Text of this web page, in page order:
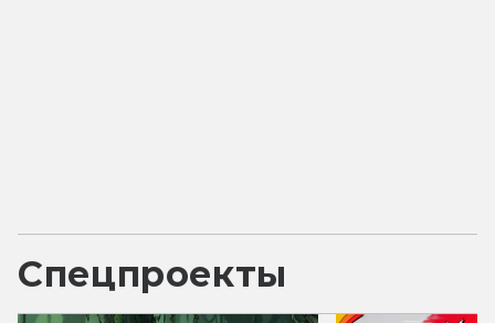
Спецпроекты